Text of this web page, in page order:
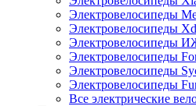
Электровелосипеды
Электровелосипеды
Электровелосипеды
Электровелосипеды
Электровелосипеды
Электровелосипеды
Все электрические